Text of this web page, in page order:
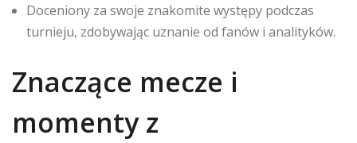
Doceniony za swoje znakomite występy podczas
turnieju, zdobywając uznanie od fanów i analityków.
Znaczące mecze i
momenty z